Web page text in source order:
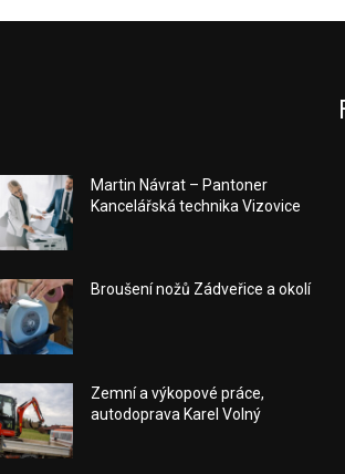
Martin Návrat – Pantoner
Kancelářská technika Vizovice
Broušení nožů Zádveřice a okolí
Zemní a výkopové práce,
autodoprava Karel Volný